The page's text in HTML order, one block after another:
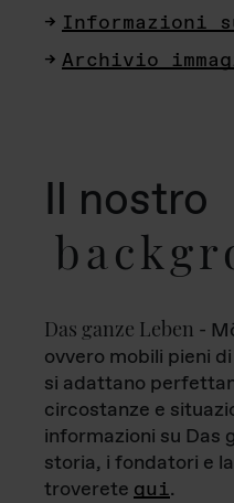
Informazioni
Archivio
Il nostro
Das ganze Leben -
ovvero mobili pieni
si adattano
circostanze e
informazioni su Das
storia, i fondatori e
troverete qui.